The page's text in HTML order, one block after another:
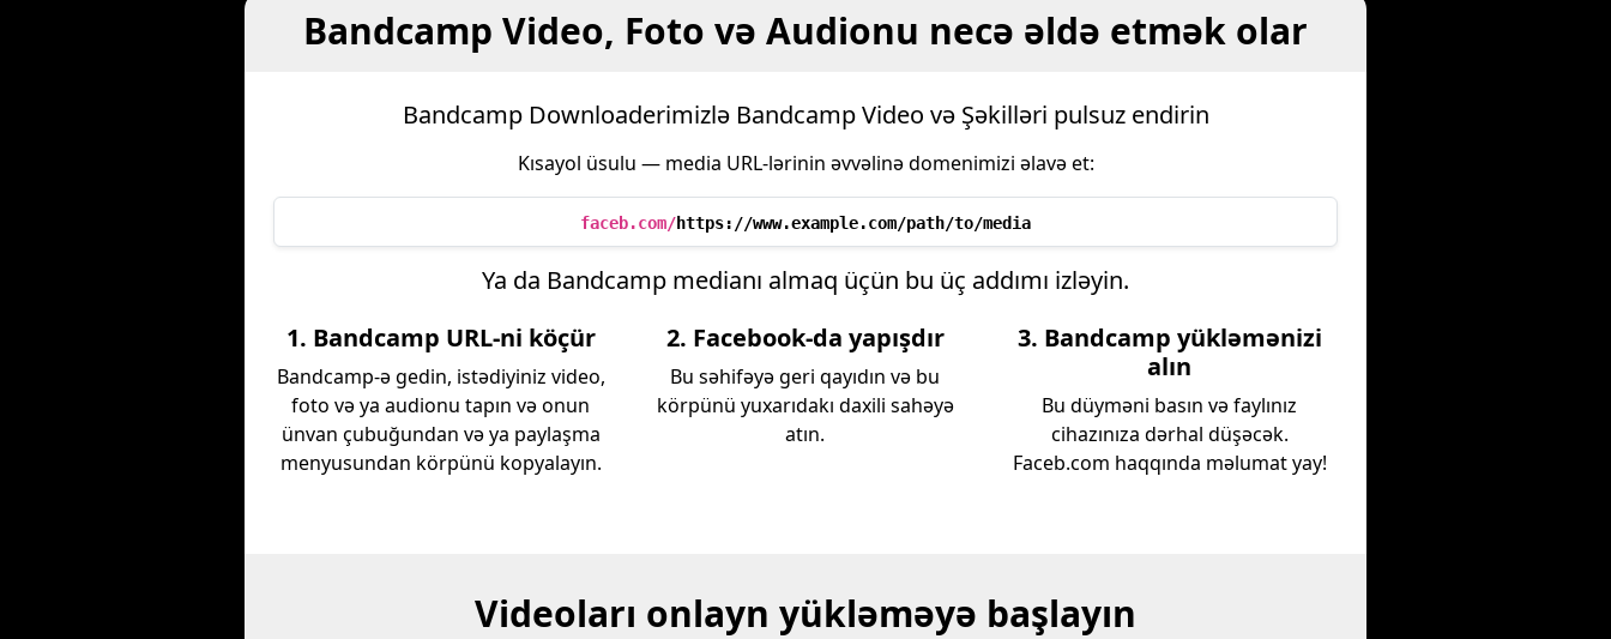
Bandcamp Video, Foto və Audionu necə əldə etmək olar
Bandcamp Downloaderimizlə Bandcamp Video və Şəkilləri pulsuz endirin
Kısayol üsulu — media URL-lərinin əvvəlinə domenimizi əlavə et:
faceb.com/https://www.example.com/path/to/media
Ya da Bandcamp medianı almaq üçün bu üç addımı izləyin.
1. Bandcamp URL-ni köçür
Bandcamp-ə gedin, istədiyiniz video,
foto və ya audionu tapın və onun
ünvan çubuğundan və ya paylaşma
menyusundan körpünü kopyalayın.
2. Facebook-da yapışdır
Bu səhifəyə geri qayıdın və bu
körpünü yuxarıdakı daxili sahəyə
atın.
3. Bandcamp yükləmənizi
alın
Bu düyməni basın və faylınız
cihazınıza dərhal düşəcək.
Faceb.com haqqında məlumat yay!
Videoları onlayn yükləməyə başlayın